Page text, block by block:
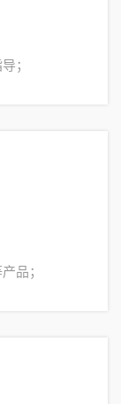
；
品；